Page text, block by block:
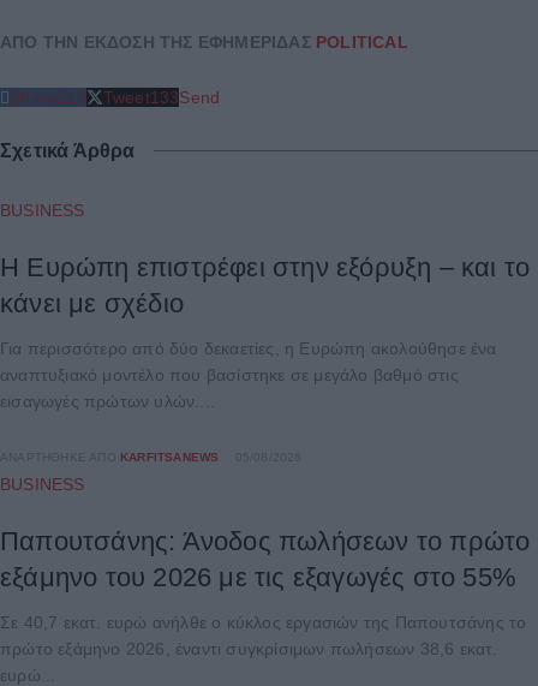
ΑΠΟ ΤΗΝ ΕΚΔΟΣΗ ΤΗΣ ΕΦΗΜΕΡΙΔΑΣ POLITICAL
Share213 Tweet133Send
Σχετικά Άρθρα
BUSINESS
Η Ευρώπη επιστρέφει στην εξόρυξη – και το
κάνει με σχέδιο
Για περισσότερο από δύο δεκαετίες, η Ευρώπη ακολούθησε ένα
αναπτυξιακό μοντέλο που βασίστηκε σε μεγάλο βαθμό στις
εισαγωγές πρώτων υλών....
ΑΝΑΡΤΉΘΗΚΕ ΑΠΌ KARFITSANEWS
BUSINESS
Παπουτσάνης: Άνοδος πωλήσεων το πρώτο
εξάμηνο του 2026 με τις εξαγωγές στο 55%
Σε 40,7 εκατ. ευρώ ανήλθε ο κύκλος εργασιών της Παπουτσάνης το
πρώτο εξάμηνο 2026, έναντι συγκρίσιμων πωλήσεων 38,6 εκατ.
ευρώ...